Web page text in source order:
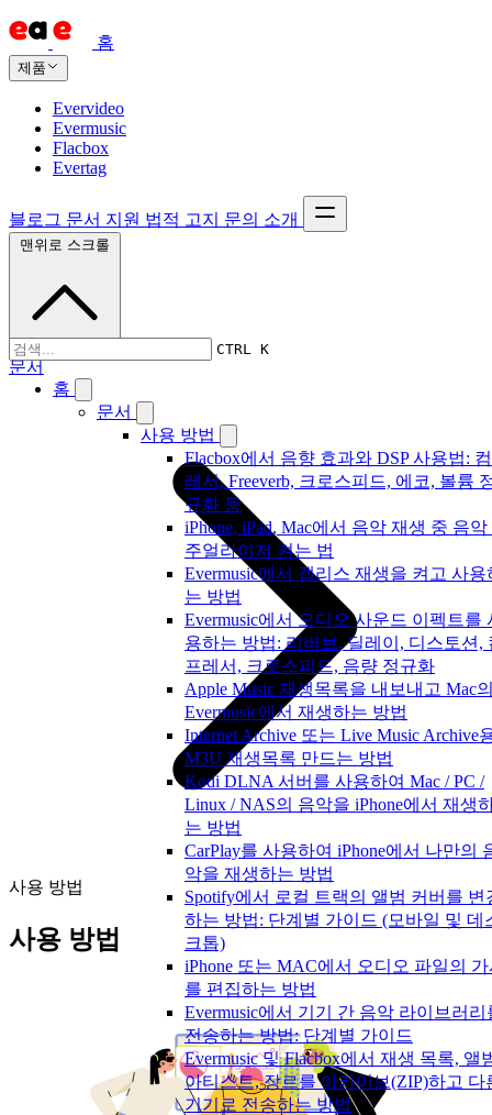
홈
제품
Evervideo
Evermusic
Flacbox
Evertag
블로그 문서 지원 법적 고지 문의 소개
CTRL K
홈
문서
사용 방법
Flacbox에서 음향 효과와 DSP 사용법:
레서, Freeverb, 크로스피드, 에코, 볼륨
규화 등
iPhone, iPad, Mac에서 음악 재생 중 음악
주얼라이저 켜는 법
Evermusic에서 갭리스 재생을 켜고 사용
는 방법
Evermusic에서 오디오 사운드 이펙트를
용하는 방법: 리버브, 딜레이, 디스토션,
프레서, 크로스피드, 음량 정규화
Apple Music 재생목록을 내보내고 Mac
Evermusic에서 재생하는 방법
Internet Archive 또는 Live Music Archive
M3U 재생목록 만드는 방법
Kodi DLNA 서버를 사용하여 Mac / PC /
Linux / NAS의 음악을 iPhone에서 재생
는 방법
CarPlay를 사용하여 iPhone에서 나만의
악을 재생하는 방법
Spotify에서 로컬 트랙의 앨범 커버를 변
하는 방법: 단계별 가이드 (모바일 및 데
크톱)
iPhone 또는 MAC에서 오디오 파일의
를 편집하는 방법
Evermusic에서 기기 간 음악 라이브러리
전송하는 방법: 단계별 가이드
Evermusic 및 Flacbox에서 재생 목록, 앨
아티스트, 장르를 아카이브(ZIP)하고 다
기기로 전송하는 방법
맨위로 스크롤
문서
사용 방법
사용 방법